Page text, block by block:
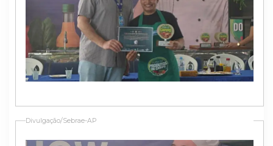
Divulgação/Sebrae-AP